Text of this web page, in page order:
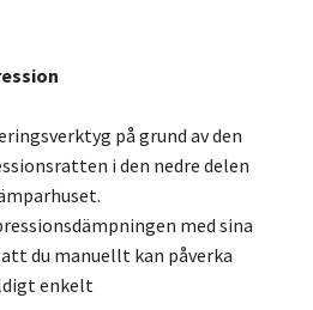
på grund av den
i den nedre delen
med sina
du manuellt kan påverka
enkelt